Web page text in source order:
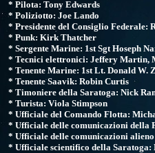
* Pilota: Tony Edwards
* Poliziotto: Joe Lando
* Presidente del Consiglio Federale:
* Punk: Kirk Thatcher
* Sergente Marine: 1st Sgt Hoseph
* Tecnici elettronici: Jeffery Martin,
* Tenente Marine: 1st Lt. Donald W.
* Tenente Saavik: Robin Curtis
* Timoniere della Saratoga: Nick
* Turista: Viola Stimpson
* Ufficiale del Comando Flotta:
* Ufficiale delle comunicazioni della
* Ufficiale delle comunicazioni
* Ufficiale scientifico della Saratoga: